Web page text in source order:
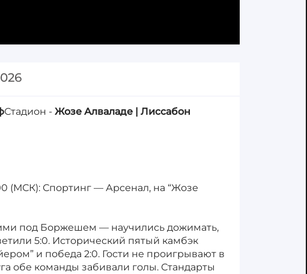
Стадион - Жозе Алваладе | Лиссабон
(МСК): Спортинг — Арсенал, на “Жозе
под Боржешем — научились дожимать,
5:0. Исторический пятый камбэк
и победа 2:0. Гости не проигрывают в
обе команды забивали голы. Стандарты